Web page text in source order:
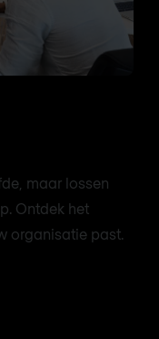
maar lossen
Ontdek het
organisatie past.